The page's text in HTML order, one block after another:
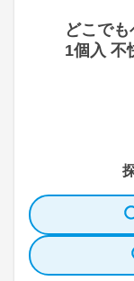
どこで
1個入 不